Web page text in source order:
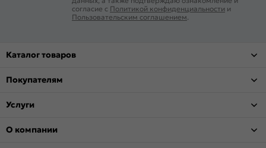
согласие с Политикой конфиденциальности и
Пользовательским соглашением
Каталог товаров
Покупателям
Услуги
О компании